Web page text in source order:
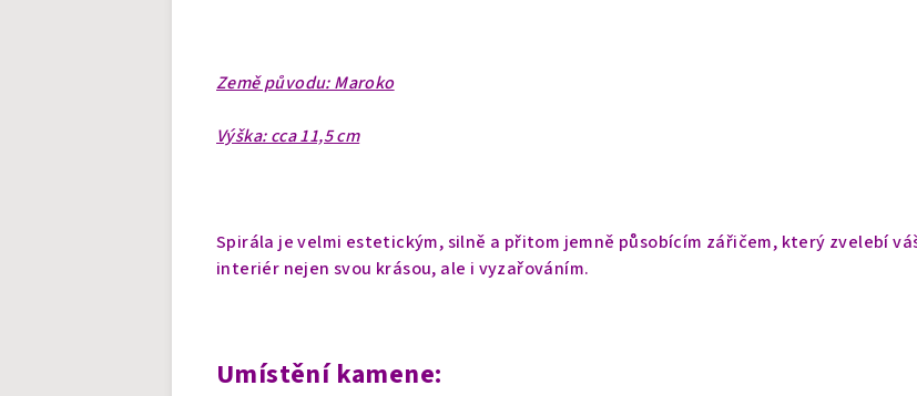
Země původu: Maroko
Výška: cca 11,5 cm
Spirála je velmi estetickým, silně a přitom jemně působícím zářičem, který zvelebí
interiér nejen svou krásou, ale i vyzařováním.
Umístění kamene: